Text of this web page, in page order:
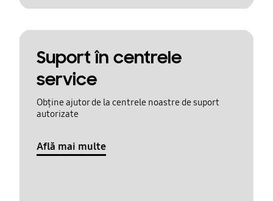
Suport în centrele
service
Obține ajutor de la centrele noastre de suport
autorizate
Află mai multe